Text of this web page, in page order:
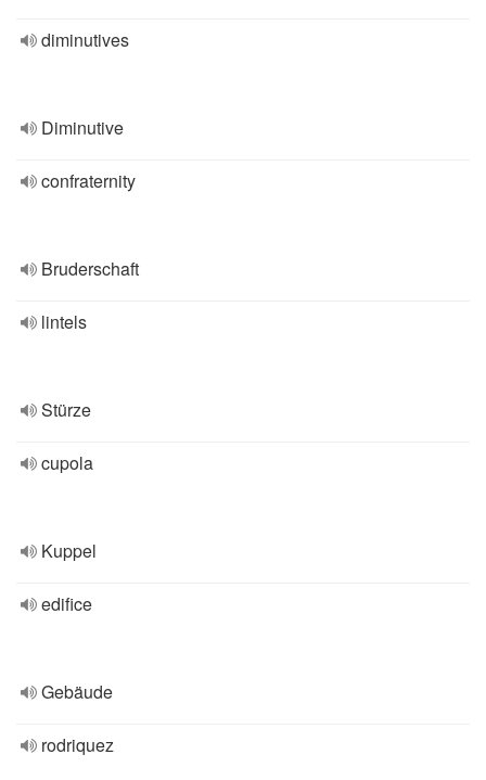
diminutives
Diminutive
confraternity
Bruderschaft
lintels
Stürze
cupola
Kuppel
edifice
Gebäude
rodriquez